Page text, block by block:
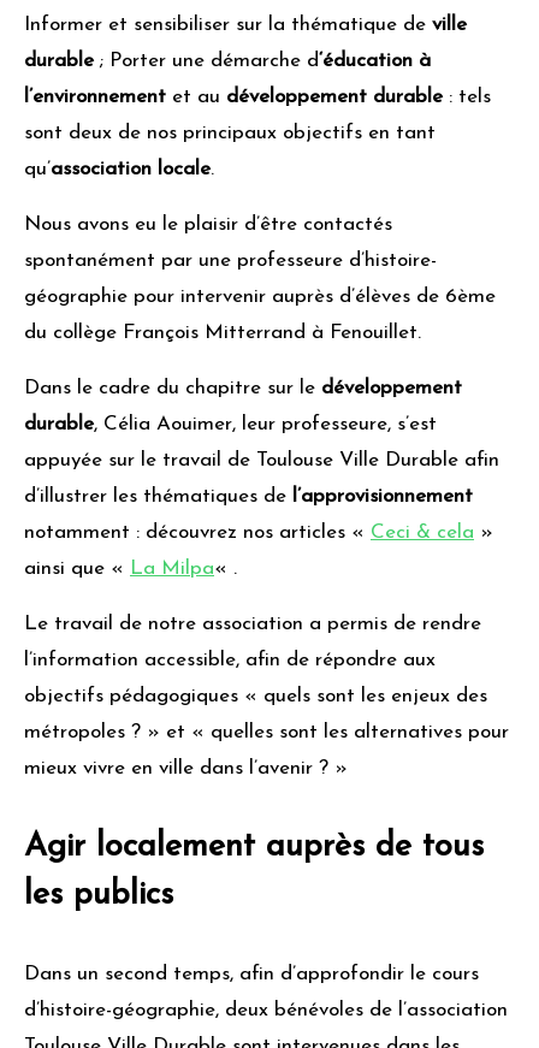
Informer et sensibiliser sur la thématique de ville
durable; Porter une démarche d‘éducation à
l’environnement et au développement durable: tels
sont deux de nos principaux objectifs en tant
qu’association locale.
Nous avons eu le plaisir d’être contactés
spontanément par une professeure d’histoire-
géographie pour intervenir auprès d’élèves de 6ème
du collège François Mitterrand à Fenouillet.
Dans le cadre du chapitre sur le développement
durable, Célia Aouimer, leur professeure, s’est
appuyée sur le travail de Toulouse Ville Durable afin
d’illustrer les thématiques de l’approvisionnement
notamment : découvrez nos articles « Ceci & cela »
ainsi que « La Milpa« .
Le travail de notre association a permis de rendre
l’information accessible, afin de répondre aux
objectifs pédagogiques « quels sont les enjeux des
métropoles ? » et « quelles sont les alternatives pour
mieux vivre en ville dans l’avenir ? »
Agir localement auprès de tous
les publics
Dans un second temps, afin d’approfondir le cours
d’histoire-géographie, deux bénévoles de l’association